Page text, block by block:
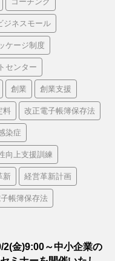
ジネスモール
ケージ制度
センター
創業 創業支援
料 改正電子帳簿保存法
染症
向上支援訓練
新 経営革新計画
帳簿保存法
2(金)9:00～中小企業の